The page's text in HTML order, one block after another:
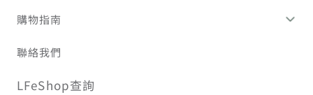
購物指南
聯絡我們
LFeShop查詢